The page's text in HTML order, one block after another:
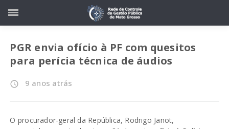
PGR envia ofício à PF com quesitos
para perícia técnica de áudios
access_time 9 anos atrás
O procurador-geral da República, Rodrigo Janot,